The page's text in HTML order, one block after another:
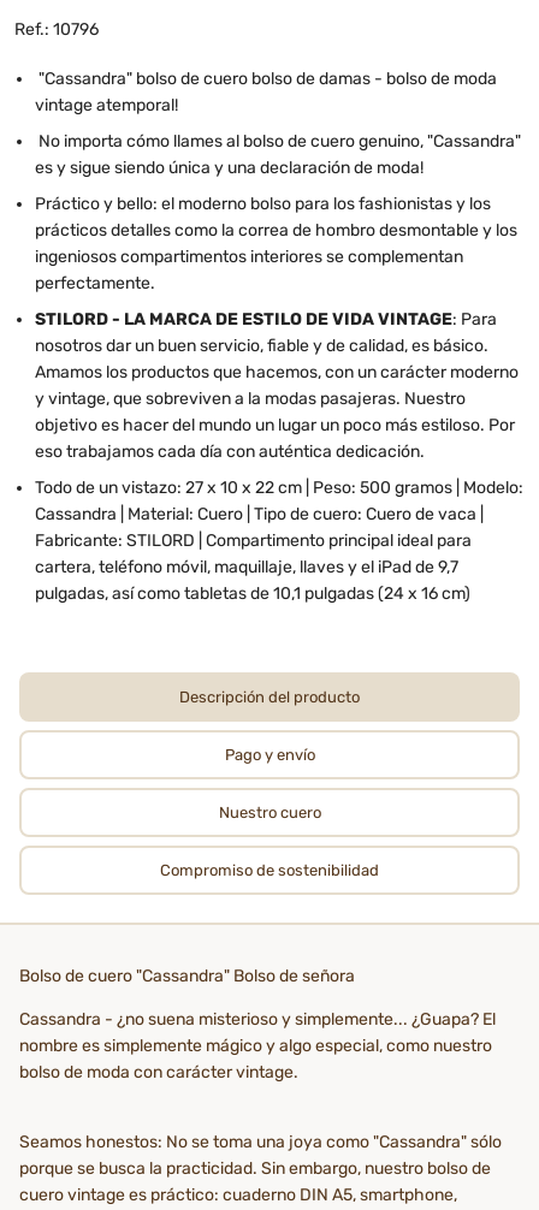
Ref.: 10796
"Cassandra" bolso de cuero bolso de damas - bolso de moda
vintage atemporal!
No importa cómo llames al bolso de cuero genuino, "Cassandra"
es y sigue siendo única y una declaración de moda!
Práctico y bello: el moderno bolso para los fashionistas y los
prácticos detalles como la correa de hombro desmontable y los
ingeniosos compartimentos interiores se complementan
perfectamente.
STILORD - LA MARCA DE ESTILO DE VIDA VINTAGE: Para
nosotros dar un buen servicio, fiable y de calidad, es básico.
Amamos los productos que hacemos, con un carácter moderno
y vintage, que sobreviven a la modas pasajeras. Nuestro
objetivo es hacer del mundo un lugar un poco más estiloso. Por
eso trabajamos cada día con auténtica dedicación.
Todo de un vistazo: 27 x 10 x 22 cm | Peso: 500 gramos | Modelo:
Cassandra | Material: Cuero | Tipo de cuero: Cuero de vaca |
Fabricante: STILORD | Compartimento principal ideal para
cartera, teléfono móvil, maquillaje, llaves y el iPad de 9,7
pulgadas, así como tabletas de 10,1 pulgadas (24 x 16 cm)
Descripción del producto
Pago y envío
Nuestro cuero
Compromiso de sostenibilidad
Bolso de cuero "Cassandra" Bolso de señora
Cassandra - ¿no suena misterioso y simplemente... ¿Guapa? El
nombre es simplemente mágico y algo especial, como nuestro
bolso de moda con carácter vintage.
Seamos honestos: No se toma una joya como "Cassandra" sólo
porque se busca la practicidad. Sin embargo, nuestro bolso de
cuero vintage es práctico: cuaderno DIN A5, smartphone,